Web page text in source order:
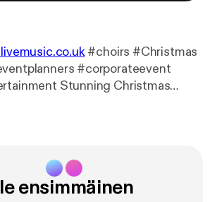
#choirs #Christmas
#corporateevent
Stunning Christmas
ensimmäinen